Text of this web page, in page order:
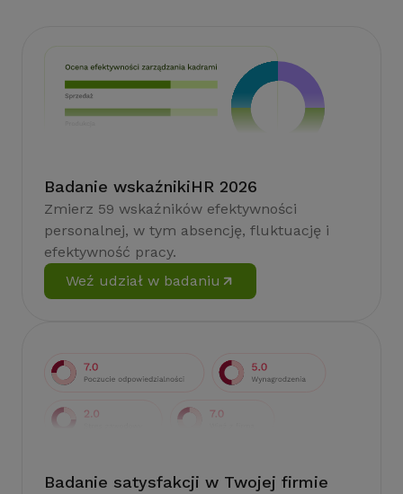
Badanie wskaźnikiHR 2026
Zmierz 59 wskaźników efektywności
personalnej, w tym absencję, fluktuację i
efektywność pracy.
Weź udział w badaniu
Badanie satysfakcji w Twojej firmie